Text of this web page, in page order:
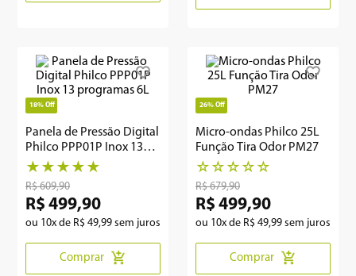
18% Off
Panela de Pressão Digital
Philco PPP01P Inox 13
programas 6L
★ ★ ★ ★ ★
R$ 609,90
R$ 499,90
ou 10x de R$ 49,99 sem juros
Comprar
26% Off
Micro-ondas Philco 25L
Função Tira Odor PM27
☆ ☆ ☆ ☆ ☆
R$ 679,90
R$ 499,90
ou 10x de R$ 49,99 sem juros
Comprar